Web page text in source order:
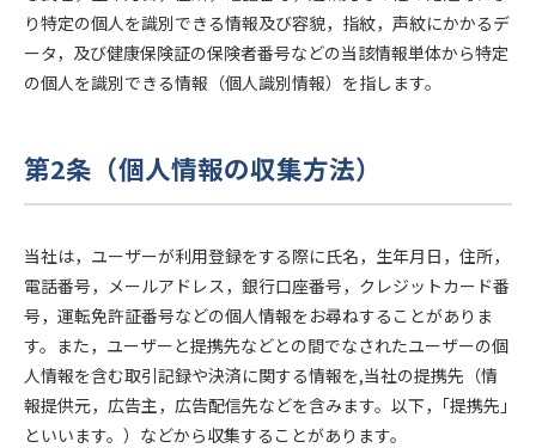
り特定の個人を識別できる情報及び容貌，指紋，声紋にかかるデ
ータ，及び健康保険証の保険者番号などの当該情報単体から特定
の個人を識別できる情報（個人識別情報）を指します。
第2条（個人情報の収集方法）
当社は，ユーザーが利用登録をする際に氏名，生年月日，住所，
電話番号，メールアドレス，銀行口座番号，クレジットカード番
号，運転免許証番号などの個人情報をお尋ねすることがありま
す。また，ユーザーと提携先などとの間でなされたユーザーの個
人情報を含む取引記録や決済に関する情報を,当社の提携先（情
報提供元，広告主，広告配信先などを含みます。以下，｢提携先｣
といいます。）などから収集することがあります。